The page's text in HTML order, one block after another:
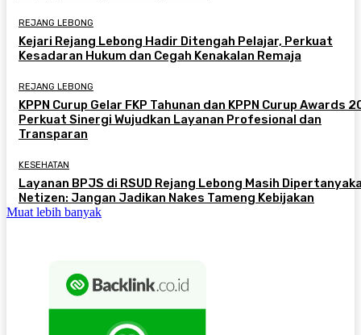
REJANG LEBONG
Kejari Rejang Lebong Hadir Ditengah Pelajar, Perkuat
Kesadaran Hukum dan Cegah Kenakalan Remaja
REJANG LEBONG
KPPN Curup Gelar FKP Tahunan dan KPPN Curup Awards
Perkuat Sinergi Wujudkan Layanan Profesional dan
Transparan
KESEHATAN
Layanan BPJS di RSUD Rejang Lebong Masih
Netizen: Jangan Jadikan Nakes Tameng Kebijakan
Muat lebih banyak